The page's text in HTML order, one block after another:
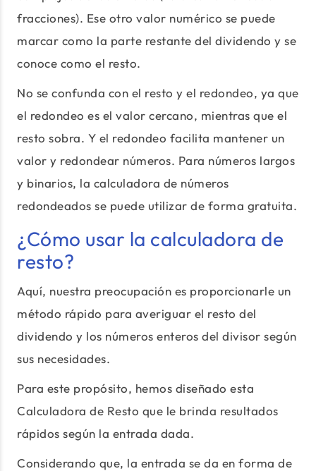
fracciones). Ese otro valor numérico se puede
marcar como la parte restante del dividendo y se
conoce como el resto.
No se confunda con el resto y el redondeo, ya que
el redondeo es el valor cercano, mientras que el
resto sobra. Y el redondeo facilita mantener un
valor y redondear números. Para números largos
y binarios, la calculadora de números
redondeados se puede utilizar de forma gratuita.
¿Cómo usar la calculadora de
resto?
Aquí, nuestra preocupación es proporcionarle un
método rápido para averiguar el resto del
dividendo y los números enteros del divisor según
sus necesidades.
Para este propósito, hemos diseñado esta
Calculadora de Resto que le brinda resultados
rápidos según la entrada dada.
Considerando que, la entrada se da en forma de